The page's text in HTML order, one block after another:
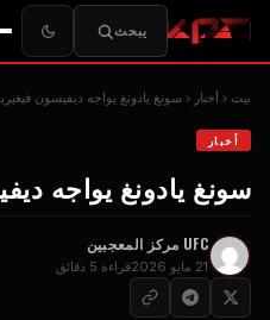
يبحث
بيت أخبار سونغ يادونغ يواجه ديفيسون
أخبار
سونغ يادونغ يواجه
UFC مركز المعجبين
21 مايو 2026 قراءة 5 دقائق